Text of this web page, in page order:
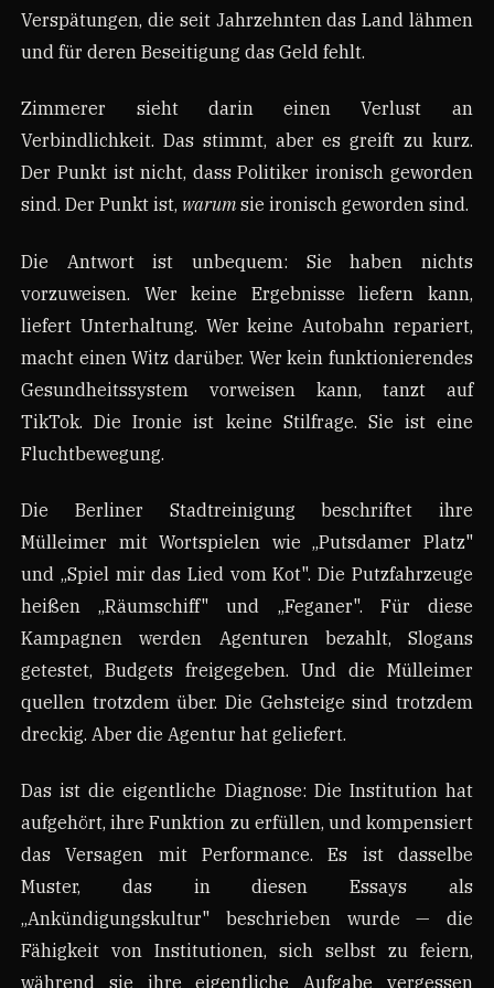
Verspätungen, die seit Jahrzehnten das Land lähmen
und für deren Beseitigung das Geld fehlt.
Zimmerer sieht darin einen Verlust an
Verbindlichkeit. Das stimmt, aber es greift zu kurz.
Der Punkt ist nicht, dass Politiker ironisch geworden
sind. Der Punkt ist, warum sie ironisch geworden sind.
Die Antwort ist unbequem: Sie haben nichts
vorzuweisen. Wer keine Ergebnisse liefern kann,
liefert Unterhaltung. Wer keine Autobahn repariert,
macht einen Witz darüber. Wer kein funktionierendes
Gesundheitssystem vorweisen kann, tanzt auf
TikTok. Die Ironie ist keine Stilfrage. Sie ist eine
Fluchtbewegung.
Die Berliner Stadtreinigung beschriftet ihre
Mülleimer mit Wortspielen wie „Putsdamer Platz"
und „Spiel mir das Lied vom Kot". Die Putzfahrzeuge
heißen „Räumschiff" und „Feganer". Für diese
Kampagnen werden Agenturen bezahlt, Slogans
getestet, Budgets freigegeben. Und die Mülleimer
quellen trotzdem über. Die Gehsteige sind trotzdem
dreckig. Aber die Agentur hat geliefert.
Das ist die eigentliche Diagnose: Die Institution hat
aufgehört, ihre Funktion zu erfüllen, und kompensiert
das Versagen mit Performance. Es ist dasselbe
Muster, das in diesen Essays als
„Ankündigungskultur" beschrieben wurde — die
Fähigkeit von Institutionen, sich selbst zu feiern,
während sie ihre eigentliche Aufgabe vergessen